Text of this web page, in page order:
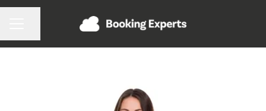
CARRIÈREMENU